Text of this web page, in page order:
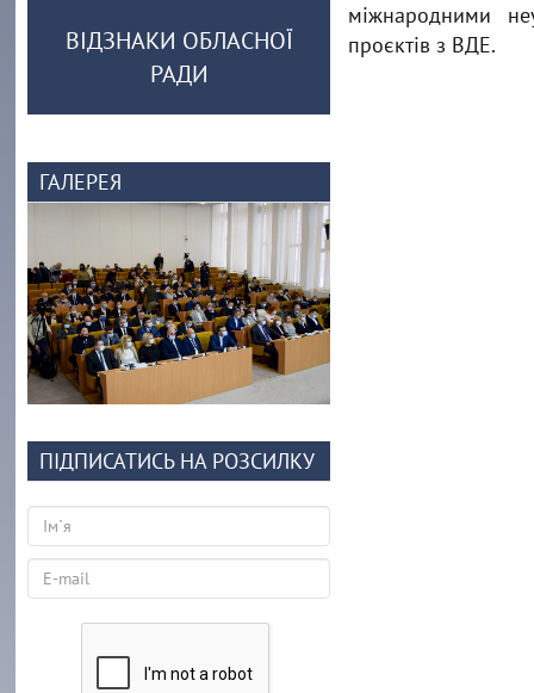
міжнародними
проєктів з ВДЕ.
ВІДЗНАКИ ОБЛАСНОЇ
РАДИ
ГАЛЕРЕЯ
ПІДПИСАТИСЬ НА РОЗСИЛКУ